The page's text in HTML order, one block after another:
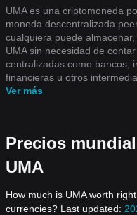
UMA es una criptomoneda
moneda descentralizada
cualquiera puede
UMA sin necesidad de
centralizadas como bancos,
financieras u otros
Ver más
Precios
UMA
How much is UMA worth
currencies? Last updated: